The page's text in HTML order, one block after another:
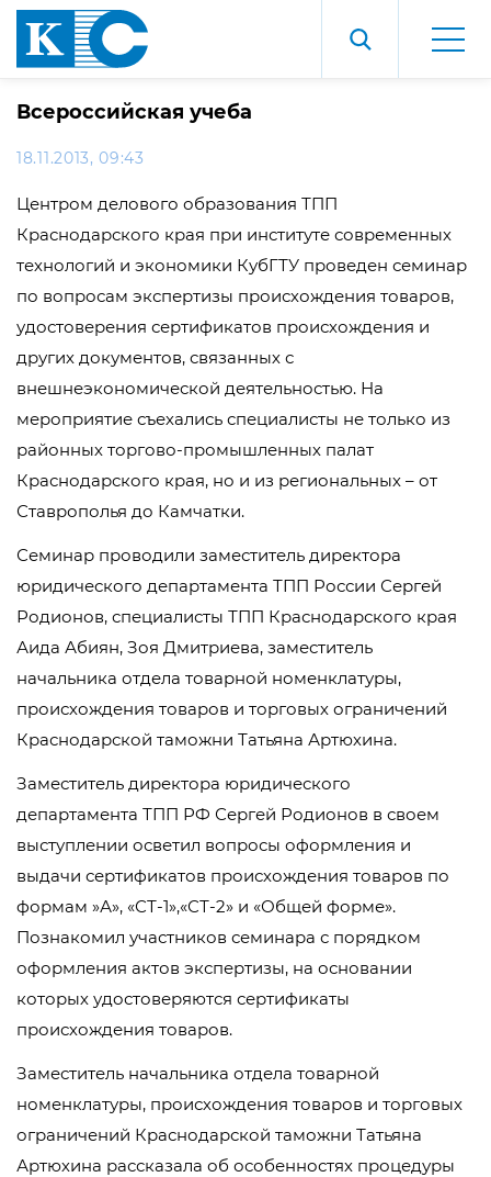
Всероссийская учеба
18.11.2013, 09:43
Центром делового образования ТПП
Краснодарского края при институте современных
технологий и экономики КубГТУ проведен семинар
по вопросам экспертизы происхождения товаров,
удостоверения сертификатов происхождения и
других документов, связанных с
внешнеэкономической деятельностью. На
мероприятие съехались специалисты не только из
районных торгово-промышленных палат
Краснодарского края, но и из региональных – от
Ставрополья до Камчатки.
Семинар проводили заместитель директора
юридического департамента ТПП России Сергей
Родионов, специалисты ТПП Краснодарского края
Аида Абиян, Зоя Дмитриева, заместитель
начальника отдела товарной номенклатуры,
происхождения товаров и торговых ограничений
Краснодарской таможни Татьяна Артюхина.
Заместитель директора юридического
департамента ТПП РФ Сергей Родионов в своем
выступлении осветил вопросы оформления и
выдачи сертификатов происхождения товаров по
формам »А», «СТ-1»,«СТ-2» и «Общей форме».
Познакомил участников семинара с порядком
оформления актов экспертизы, на основании
которых удостоверяются сертификаты
происхождения товаров.
Заместитель начальника отдела товарной
номенклатуры, происхождения товаров и торговых
ограничений Краснодарской таможни Татьяна
Артюхина рассказала об особенностях процедуры